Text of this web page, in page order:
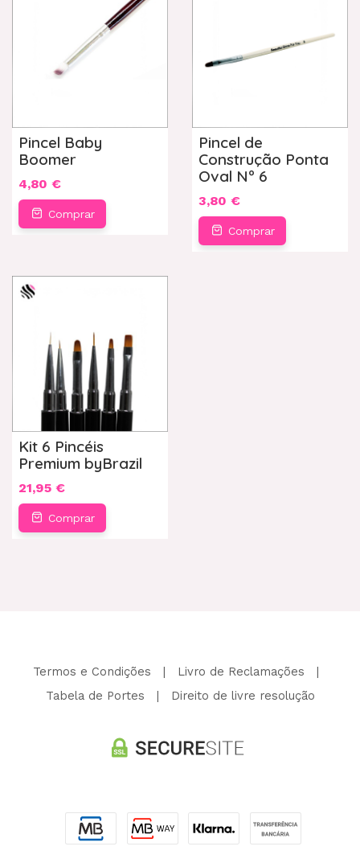
Pincel Baby
Boomer
4,80 €
Comprar
Pincel de
Construção Ponta
Oval Nº 6
3,80 €
Comprar
Kit 6 Pincéis
Premium byBrazil
21,95 €
Comprar
Termos e Condições | Livro de Reclamações |
Tabela de Portes | Direito de livre resolução